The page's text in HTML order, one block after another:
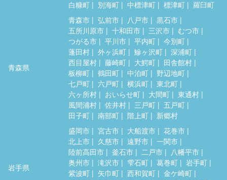
白糠町
別海町 中標津町 標津町 羅臼町
青森県
青森市 弘前市 八戸市
黒石市
五所川原市
十和田市 三沢市
むつ市
つがる市
平川市 平内町
今別町
蓬田村
外ヶ浜町 鰺ヶ沢町
深浦町
西目屋村
藤崎町 大鰐町
田舎館村
板柳町
鶴田町 中泊町
野辺地町
七戸町
六戸町 横浜町
東北町
六ヶ所村
おいらせ町 大間町
東通村
風間浦村
佐井村 三戸町
五戸町
田子町
南部町 階上町 新郷村
岩手県
盛岡市 宮古市 大船渡市
花巻市
北上市
久慈市 遠野市
一関市
陸前高田市
釜石市 二戸市
八幡平市
奥州市
滝沢市 雫石町 葛巻町
岩手町
紫波町
矢巾町 西和賀町
金ケ崎町